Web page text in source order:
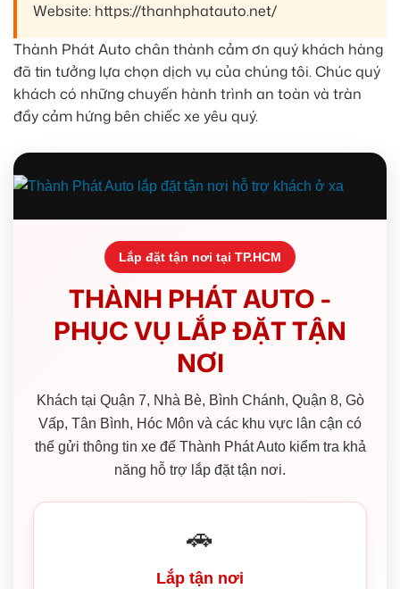
Website: https://thanhphatauto.net/
Thành Phát Auto chân thành cảm ơn quý khách hàng
đã tin tưởng lựa chọn dịch vụ của chúng tôi. Chúc quý
khách có những chuyến hành trình an toàn và tràn
đầy cảm hứng bên chiếc xe yêu quý.
Lắp đặt tận nơi tại TP.HCM
THÀNH PHÁT AUTO -
PHỤC VỤ LẮP ĐẶT TẬN
NƠI
Khách tại Quận 7, Nhà Bè, Bình Chánh, Quận 8, Gò
Vấp, Tân Bình, Hóc Môn và các khu vực lân cận có
thể gửi thông tin xe để Thành Phát Auto kiểm tra khả
năng hỗ trợ lắp đặt tận nơi.
🚗
Lắp tận nơi